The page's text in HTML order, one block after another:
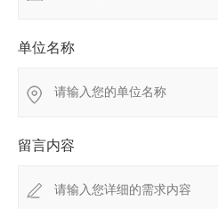
单位名称
留言内容